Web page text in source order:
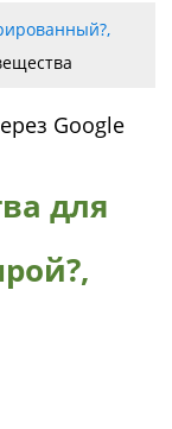
Google
для